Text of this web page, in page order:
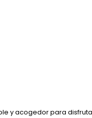
y acogedor para